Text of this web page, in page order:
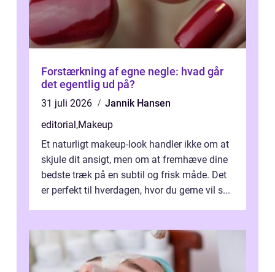
Forstærkning af egne negle: hvad går
det egentlig ud på?
31 juli 2026
Jannik Hansen
editorial,Makeup
Et naturligt makeup-look handler ikke om at
skjule dit ansigt, men om at fremhæve dine
bedste træk på en subtil og frisk måde. Det
er perfekt til hverdagen, hvor du gerne vil s...